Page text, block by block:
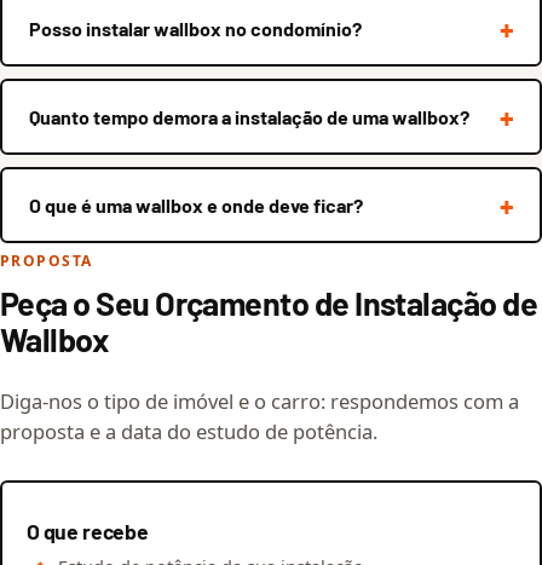
Posso instalar wallbox no condomínio?
Quanto tempo demora a instalação de uma wallbox?
O que é uma wallbox e onde deve ficar?
PROPOSTA
Peça o Seu Orçamento de Instalação de
Wallbox
Diga-nos o tipo de imóvel e o carro: respondemos com a
proposta e a data do estudo de potência.
O que recebe